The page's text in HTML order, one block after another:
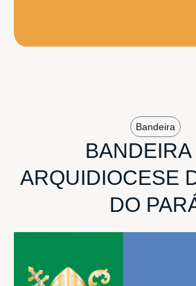
Bandeira
BANDEIRA
ARQUIDIOCESE
DO